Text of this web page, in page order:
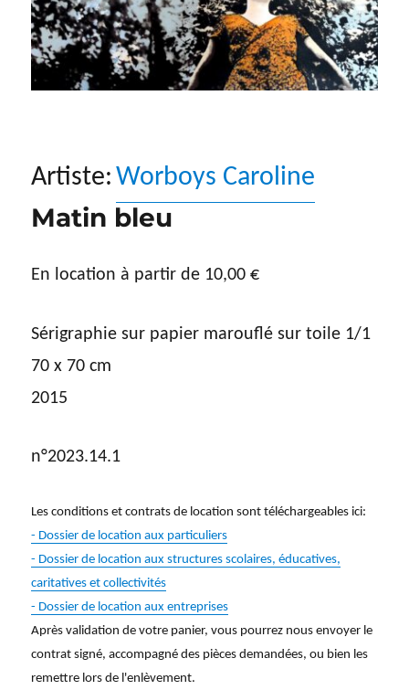
Artiste: Worboys Caroline
Matin bleu
En location à partir de 10,00€
Sérigraphie sur papier marouflé sur toile 1/1
70 x 70 cm
2015
n°2023.14.1
Les conditions et contrats de location sont téléchargeables ici:
- Dossier de location aux particuliers
- Dossier de location aux structures scolaires, éducatives,
caritatives et collectivités
- Dossier de location aux entreprises
Après validation de votre panier, vous pourrez nous envoyer le
contrat signé, accompagné des pièces demandées, ou bien les
remettre lors de l'enlèvement.